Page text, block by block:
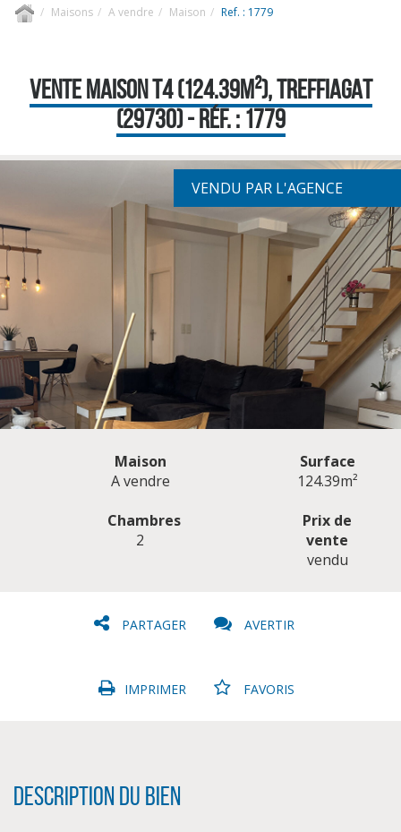
Maisons A vendre Maison Ref. : 1779
VENTE MAISON T4 (124.39M²), TREFFIAGAT
(29730) - RÉF. : 1779
VENDU PAR L'AGENCE
Maison
A vendre
Surface
124.39m²
Chambres
2
Prix de
vente
vendu
PARTAGER AVERTIR
IMPRIMER FAVORIS
Description du bien